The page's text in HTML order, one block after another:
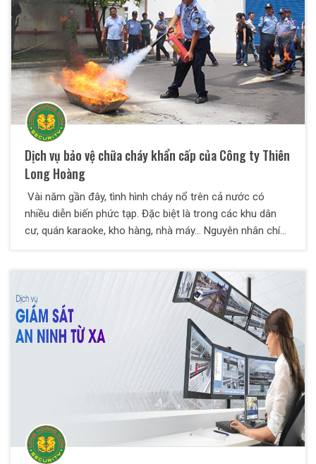
kiêm tài xế, quản gia, bảo mẫu… Vậy thì có những dịch vụ
bảo vệ đặc biệt nào? Các dịch vụ bảo vệ đặc biệt này
mang lại những lợi ích gì cho khách hàng? Hãy cùng Thiên
Long Hoàng tìm hiểu trong bài viết này nhé.
Dịch vụ bảo vệ chữa cháy khẩn cấp của Công ty Thiên
Long Hoàng
Vài năm gần đây, tình hình cháy nổ trên cả nước có
nhiều diễn biến phức tạp. Đặc biệt là trong các khu dân
cư, quán karaoke, kho hàng, nhà máy… Nguyên nhân chính
PCCC. Đến khi cháy nổ thực sự xảy ra thì đã quá muộn,
gây thiệt hại về người và tài sản. Trước tình hình đó, Thiên
Long Hoàng cho ra đời Dịch vụ bảo vệ chữa cháy khẩn
cấp. Đây là một dạng dịch vụ chữa cháy tư nhân với vai
trò như một lực lượng cứu hỏa chính quy của nhà nước.
Vậy thì dịch vụ này cũng cấp những gì? Hãy cùng tìm hiểu
với bảo vệ Thiên Long Hoàng trong bài viết này nhé.